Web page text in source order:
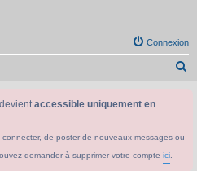
Connexion
accessible uniquement en
de poster de nouveaux messages ou
demander à supprimer votre compte ici